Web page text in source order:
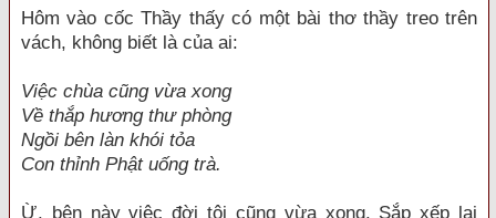
Hôm vào cốc Thầy thấy có một bài thơ thầy treo trên
vách, không biết là của ai:
Việc chùa cũng vừa xong
Về thắp hương thư phòng
Ngồi bên làn khói tỏa
Con thỉnh Phật uống trà.
Ừ, bên này việc đời tôi cũng vừa xong. Sắp xếp lại